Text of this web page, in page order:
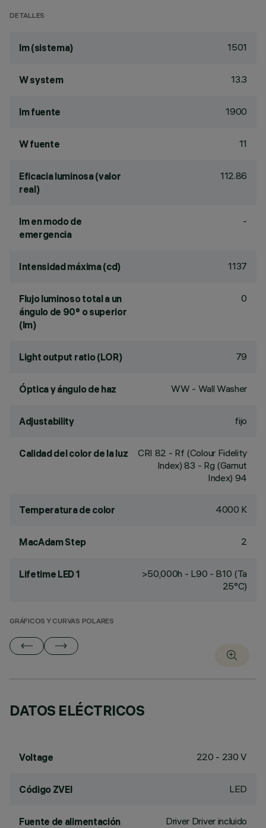
DETALLES
lm (sistema) 1501
W system 13.3
lm fuente 1900
W fuente 11
Eficacia luminosa (valor
real)
112.86
lm en modo de
emergencia
-
Intensidad máxima (cd) 1137
Flujo luminoso total a un
ángulo de 90° o superior
(lm)
0
Light output ratio (LOR) 79
Óptica y ángulo de haz WW - Wall Washer
Adjustability fijo
Calidad del color de la luz CRI 82 - Rf (Colour Fidelity
Index) 83 - Rg (Gamut
Index) 94
Temperatura de color 4000 K
MacAdam Step 2
Lifetime LED 1
>50,000h - L90 - B10 (Ta
25°C)
GRÁFICOS Y CURVAS POLARES
DATOS ELÉCTRICOS
Voltage 220 - 230 V
Código ZVEI LED
Fuente de alimentación Driver Driver incluido